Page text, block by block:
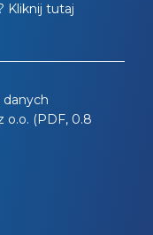
Kliknij tutaj
o.o. (PDF, 0.8